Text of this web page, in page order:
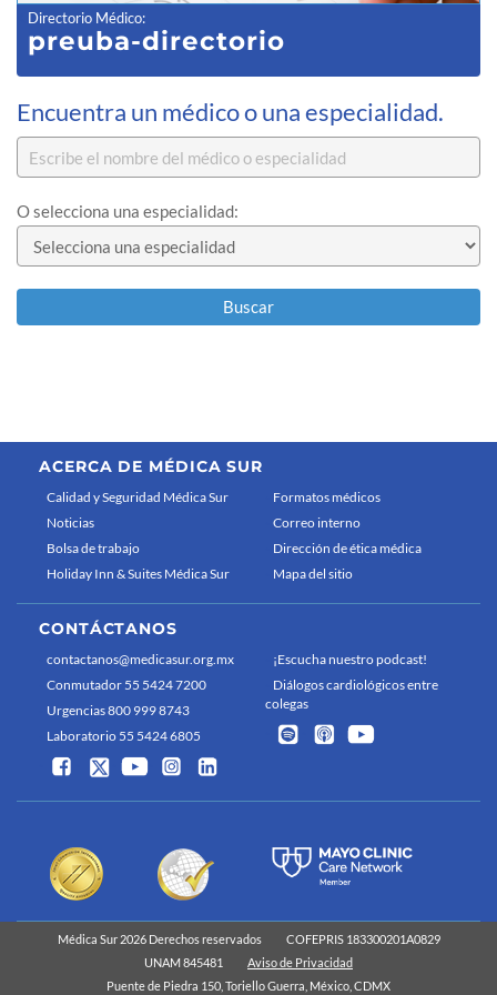
Directorio Médico:
preuba-directorio
Encuentra un médico o una especialidad.
O selecciona una especialidad:
Buscar
ACERCA DE MÉDICA SUR
Calidad y Seguridad Médica Sur
Noticias
Bolsa de trabajo
Holiday Inn & Suites Médica Sur
Formatos médicos
Correo interno
Dirección de ética médica
Mapa del sitio
CONTÁCTANOS
contactanos@medicasur.org.mx
Conmutador 55 5424 7200
Urgencias 800 999 8743
Laboratorio 55 5424 6805
¡Escucha nuestro podcast!
Diálogos cardiológicos entre
colegas
Médica Sur 2026 Derechos reservados
COFEPRIS 183300201A0829
UNAM 845481
Aviso de Privacidad
Puente de Piedra 150, Toriello Guerra, México, CDMX